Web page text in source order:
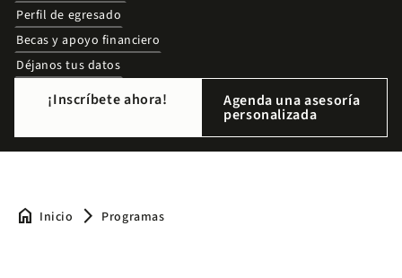
Perfil de egresado
Becas y apoyo financiero
Déjanos tus datos
¡Inscríbete ahora! Agenda una asesoría
personalizada
home Inicio arrow_forward_ios Programas